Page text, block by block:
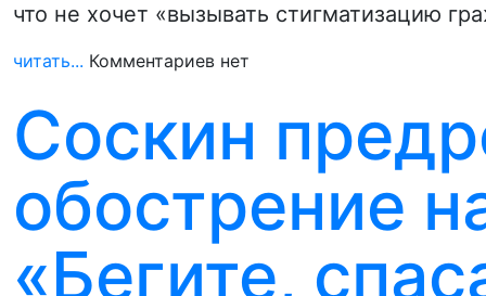
что не хочет «вызывать стигматизацию
читать... Комментариев нет
Соскин
обострение
«Бегите,